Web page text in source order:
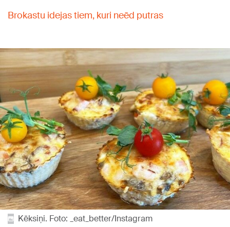
Brokastu idejas tiem, kuri neēd putras
Kēksiņi. Foto: _eat_better/Instagram